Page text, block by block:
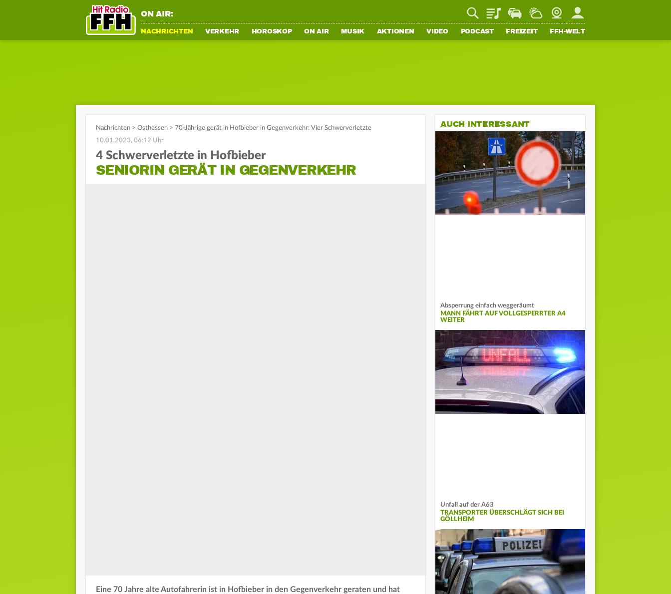
ON AIR: PlaylistStaupilotWetterWebcamMein FFH
NACHRICHTEN VERKEHR HOROSKOP ON AIR MUSIK AKTIONEN VIDEO PODCAST FREIZEIT FFH-WELT
Nachrichten > Osthessen > 70-Jährige gerät in Hofbieber in Gegenverkehr: Vier Schwerverletzte
10.01.2023, 06:12 Uhr
4 Schwerverletzte in Hofbieber
SENIORIN GERÄT IN GEGENVERKEHR
Eine 70 Jahre alte Autofahrerin ist in Hofbieber in den Gegenverkehr geraten und hat
AUCH INTERESSANT
Absperrung einfach weggeräumt
MANN FÄHRT AUF VOLLGESPERRTER A4
WEITER
Unfall auf der A63
TRANSPORTER ÜBERSCHLÄGT SICH BEI
GÖLLHEIM